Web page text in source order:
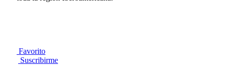
Favorito
Suscribirme